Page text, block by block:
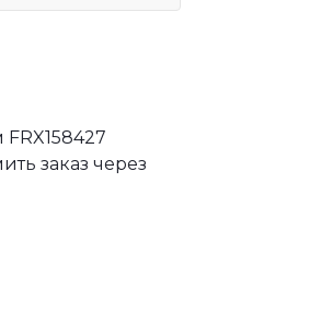
заказ через